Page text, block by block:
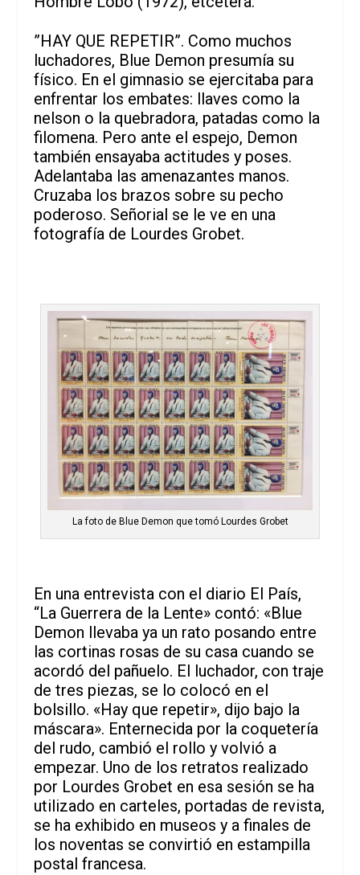
”HAY QUE REPETIR”. Como muchos
luchadores, Blue Demon presumía su
físico. En el gimnasio se ejercitaba para
enfrentar los embates: llaves como la
nelson o la quebradora, patadas como la
filomena. Pero ante el espejo, Demon
también ensayaba actitudes y poses.
Adelantaba las amenazantes manos.
Cruzaba los brazos sobre su pecho
poderoso. Señorial se le ve en una
fotografía de Lourdes Grobet.
La foto de Blue Demon que tomó Lourdes Grobet
En una entrevista con el diario El País,
“La Guerrera de la Lente» contó: «Blue
Demon llevaba ya un rato posando entre
las cortinas rosas de su casa cuando se
acordó del pañuelo. El luchador, con traje
de tres piezas, se lo colocó en el
bolsillo. «Hay que repetir», dijo bajo la
máscara». Enternecida por la coquetería
del rudo, cambió el rollo y volvió a
empezar. Uno de los retratos realizado
por Lourdes Grobet en esa sesión se ha
utilizado en carteles, portadas de revista,
se ha exhibido en museos y a finales de
los noventas se convirtió en estampilla
postal francesa.